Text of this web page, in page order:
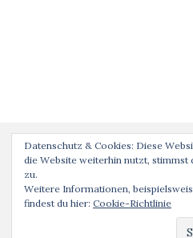
© rucksackjournal 2022 Theme von
Datenschutz & Cookies: Diese
die Website weiterhin nutzt, stimmst
zu.
Weitere Informationen,
findest du hier: Cookie-Richtlinie